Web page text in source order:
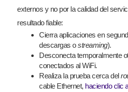
externos y no por la calidad del
resultado fiable:
Cierra aplicaciones en
descargas ostreaming).
Desconecta temporalmente
conectados al WiFi.
Realiza la prueba cerca del
cable Ethernet, haciendo clic